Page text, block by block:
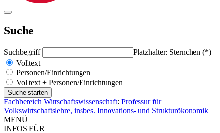
Suche
Suchbegriff
Platzhalter: Sternchen (*)
Volltext
Personen/Einrichtungen
Volltext + Personen/Einrichtungen
Fachbereich Wirtschaftswissenschaft: Professur für
Volkswirtschaftslehre, insbes. Innovations- und Strukturökonomik
MENÜ
INFOS FÜR